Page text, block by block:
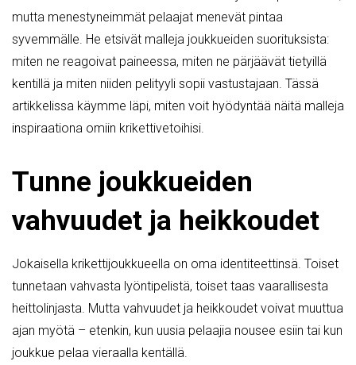
mutta menestyneimmät pelaajat menevät pintaa
syvemmälle. He etsivät malleja joukkueiden suorituksista:
miten ne reagoivat paineessa, miten ne pärjäävät tietyillä
kentillä ja miten niiden pelityyli sopii vastustajaan. Tässä
artikkelissa käymme läpi, miten voit hyödyntää näitä malleja
inspiraationa omiin krikettivetoihisi.
Tunne joukkueiden
vahvuudet ja heikkoudet
Jokaisella krikettijoukkueella on oma identiteettinsä. Toiset
tunnetaan vahvasta lyöntipelistä, toiset taas vaarallisesta
heittolinjasta. Mutta vahvuudet ja heikkoudet voivat muuttua
ajan myötä – etenkin, kun uusia pelaajia nousee esiin tai kun
joukkue pelaa vieraalla kentällä.